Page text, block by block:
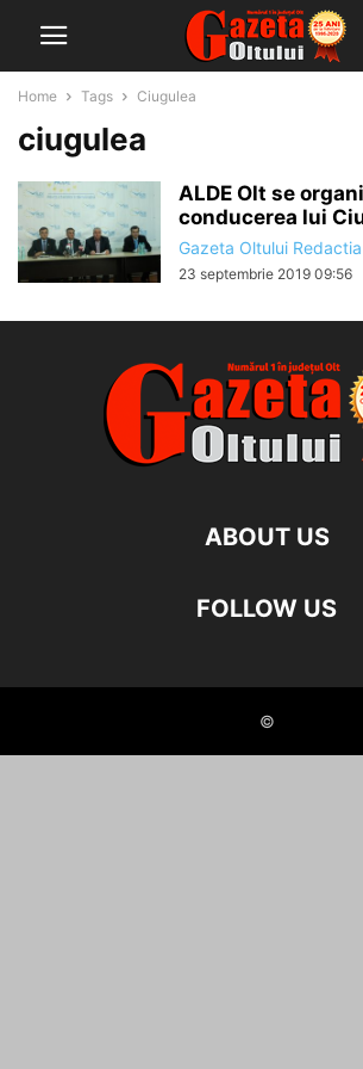
Home Tags Ciugulea
ciugulea
ALDE Olt se
conducerea lui
Gazeta Oltului Redactia
23 septembrie 2019 09:56
ABOUT US
FOLLOW US
©